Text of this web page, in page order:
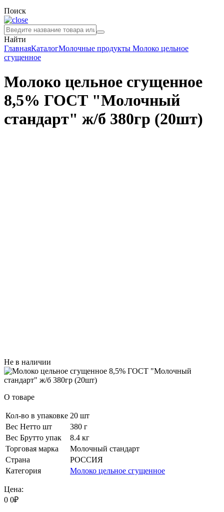
Поиск
Найти
ГлавнаяКаталогМолочные продукты Молоко цельное
сгущенное
Молоко цельное сгущенное
8,5% ГОСТ "Молочный
стандарт" ж/б 380гр (20шт)
Не в наличии
О товаре
Кол-во в упаковке 20 шт
Вес Нетто шт
380 г
Вес Брутто упак
8.4 кг
Торговая марка
Молочный стандарт
Страна
РОССИЯ
Категория
Молоко цельное сгущенное
Цена:
0 0₽